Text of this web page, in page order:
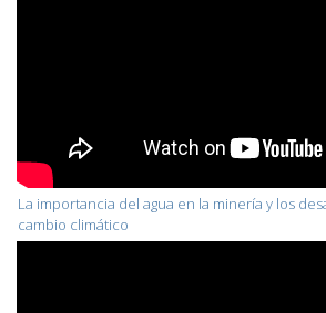
La importancia del agua en la minería y los
cambio climático